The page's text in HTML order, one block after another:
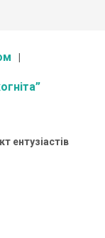
ентузіастів